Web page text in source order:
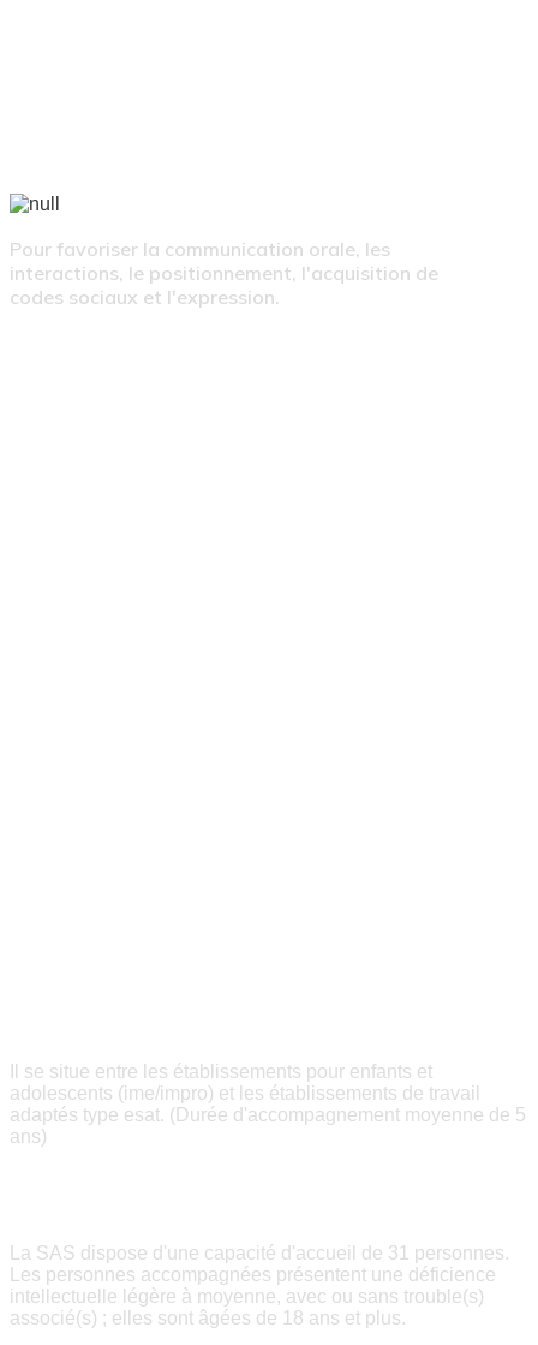
Pour favoriser la communication orale, les
interactions, le positionnement, l'acquisition de
codes sociaux et l'expression.
Il se situe entre les établissements pour enfants et
adolescents (ime/impro) et les établissements de travail
adaptés type esat. (Durée d'accompagnement moyenne de 5
ans)
La SAS dispose d'une capacité d'accueil de 31 personnes.
Les personnes accompagnées présentent une déficience
intellectuelle légère à moyenne, avec ou sans trouble(s)
associé(s) ; elles sont âgées de 18 ans et plus.